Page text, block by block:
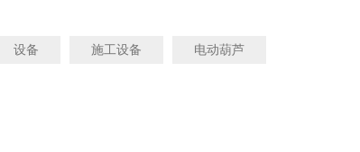
设备 施工设备 电动葫芦